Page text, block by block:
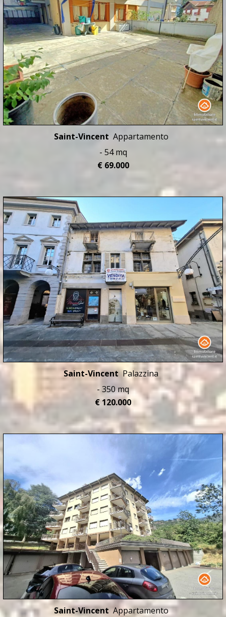
Saint-Vincent Appartamento
- 54 mq
€ 69.000
Saint-VincentPalazzina
- 350 mq
€ 120.000
Saint-VincentAppartamento